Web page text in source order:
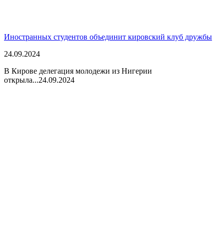
Иностранных студентов объединит кировский клуб дружбы
24.09.2024
В Кирове делегация молодежи из Нигерии
открыла...24.09.2024